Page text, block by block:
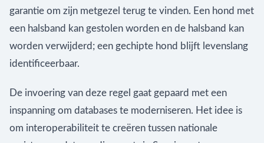
garantie om zijn metgezel terug te vinden. Een hond met
een halsband kan gestolen worden en de halsband kan
worden verwijderd; een gechipte hond blijft levenslang
identificeerbaar.
De invoering van deze regel gaat gepaard met een
inspanning om databases te moderniseren. Het idee is
om interoperabiliteit te creëren tussen nationale